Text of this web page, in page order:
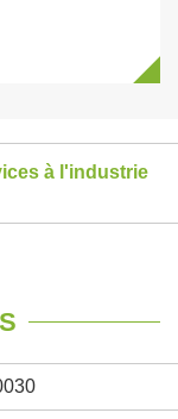
à l'industrie